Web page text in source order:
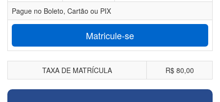
Pague no Boleto, Cartão ou PIX
Matricule-se
TAXA DE MATRÍCULA R$ 80,00